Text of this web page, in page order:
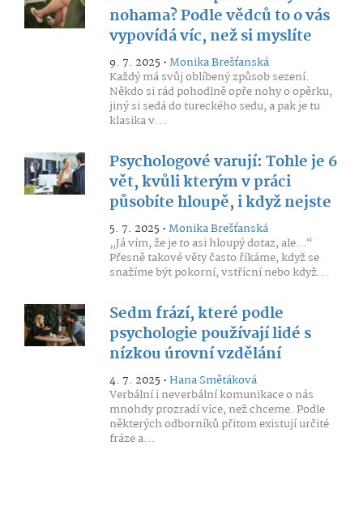
nohama? Podle vědců to o vás
vypovídá víc, než si myslíte
9. 7. 2025 •Monika Brešťanská
Každý má svůj oblíbený způsob sezení.
Někdo si rád pohodlně opře nohy o opěrku,
jiný si sedá do tureckého sedu, a pak je tu
klasika v...
Psychologové varují: Tohle je 6
vět, kvůli kterým v práci
působíte hloupě, i když nejste
5. 7. 2025 •Monika Brešťanská
„Já vím, že je to asi hloupý dotaz, ale…“
Přesně takové věty často říkáme, když se
snažíme být pokorní, vstřícní nebo když...
Sedm frází, které podle
psychologie používají lidé s
nízkou úrovní vzdělání
4. 7. 2025 •Hana Smětáková
Verbální i neverbální komunikace o nás
mnohdy prozradí více, než chceme. Podle
některých odborníků přitom existují určité
fráze a...